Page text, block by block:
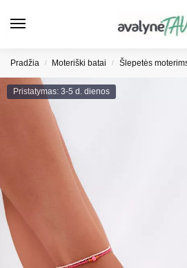
Pradžia / Moteriški batai / Šlepetės
Pristatymas: 3-5 d. dienos